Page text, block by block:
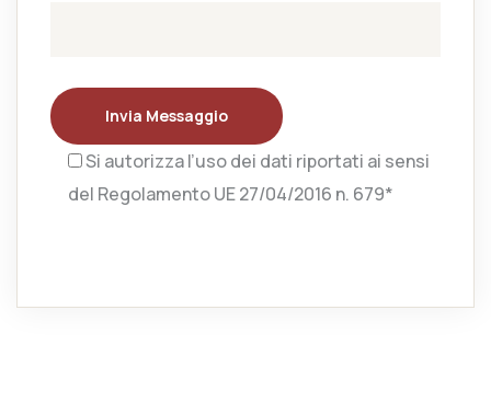
Invia Messaggio
Si autorizza l’uso dei dati riportati ai sensi
del Regolamento UE 27/04/2016 n. 679*